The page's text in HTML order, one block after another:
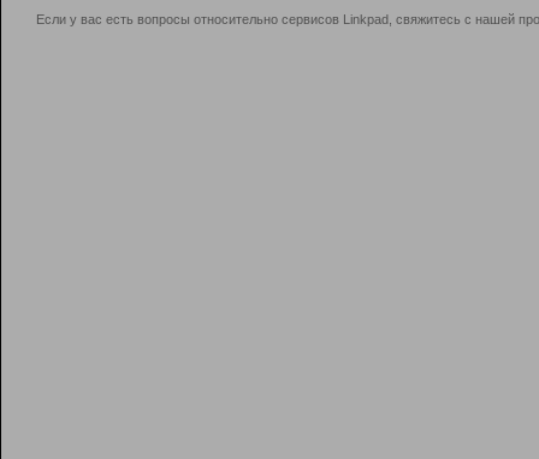
Если у вас есть вопросы относительно сервисов Linkpad, свяжитесь с нашей